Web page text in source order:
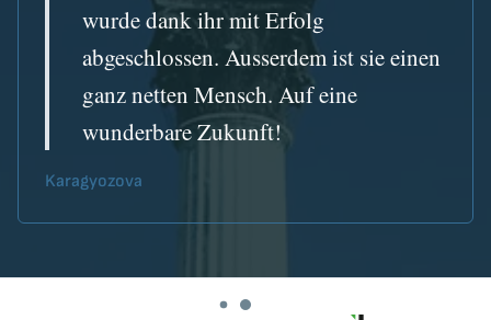
wurde dank ihr mit Erfolg
abgeschlossen. Ausserdem ist sie einen
ganz netten Mensch. Auf eine
wunderbare Zukunft!
Karagyozova